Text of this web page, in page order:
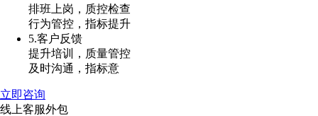
排班上岗，质控检查
行为管控，指标提升
5.客户反馈
提升培训，质量管控
及时沟通，指标意
立即咨询
线上客服外包